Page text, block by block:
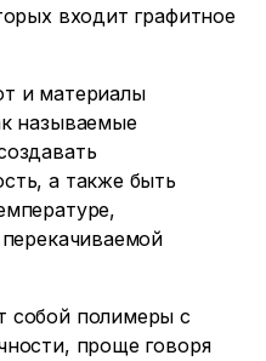
входит графитное
и материалы
называемые
а также быть
собой полимеры с
проще говоря